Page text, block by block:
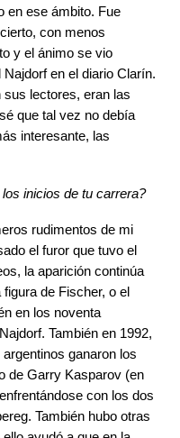
en ese ámbito. Fue
con menos
y el ánimo se vio
en el diario Clarín.
lectores, eran las
que tal vez no debía
interesante, las
inicios de tu carrera?
rudimentos de mi
el furor que tuvo el
la aparición continúa
de Fischer, o el
en los noventa
También en 1992,
ganaron los
de Garry Kasparov (en
con los dos
También hubo otras